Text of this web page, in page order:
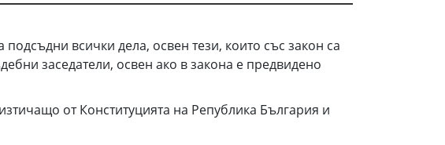
всички дела, освен тези, които със закон са
заседатели, освен ако в закона е предвидено
от Конституцията на Република България и